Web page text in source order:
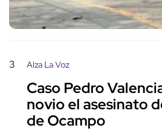
3 Alza La Voz
Caso Pedro
novio el asesinato
de Ocampo